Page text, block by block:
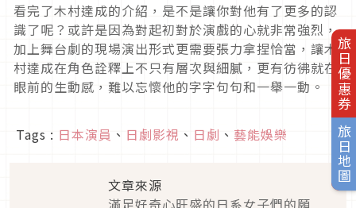
旅日優惠券
旅日地圖
看完了木村達成的介紹，是不是讓你對他有了更多的認
識了呢？或許是因為對起初對於演戲的心就非常強烈，
加上舞台劇的現場演出形式更需要張力拿捏恰當，讓木
村達成在角色詮釋上不只有層次與細膩，更有彷彿就在
眼前的生動感，難以忘懷他的字字句句和一舉一動。
Tags : 日本演員 、 日劇影視 、 日劇 、 藝能娛樂
文章來源